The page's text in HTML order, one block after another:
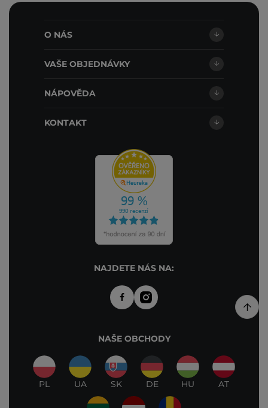
O NÁS
VAŠE OBJEDNÁVKY
NÁPOVĚDA
KONTAKT
NAJDETE NÁS NA:
NAŠE OBCHODY
PL UA SK DE HU AT